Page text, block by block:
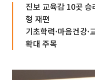
진보 교육감 10곳
형 재편
기초학력·마음건강
확대 주목